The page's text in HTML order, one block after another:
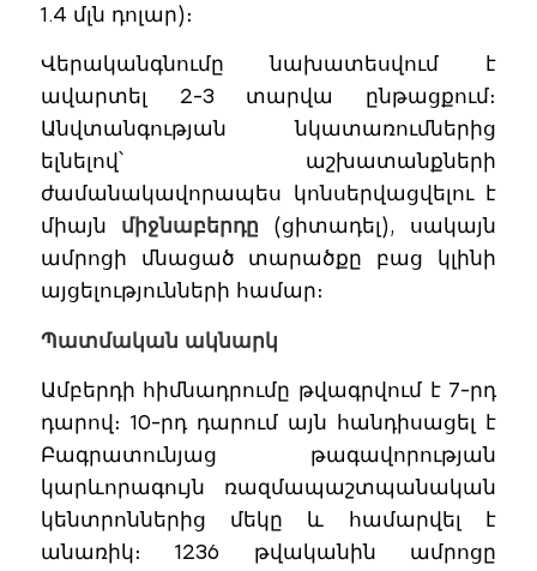
1.4 մլն դոլար)։
Վերականգնումը նախատեսվում է
ավարտել 2-3 տարվա ընթացքում։
Անվտանգության նկատառումներից
ելնելով՝ աշխատանքների
ժամանակավորապես կոնսերվացվելու է
միայն միջնաբերդը (ցիտադել), սակայն
ամրոցի մնացած տարածքը բաց կլինի
այցելությունների համար։
Պատմական ակնարկ
Ամբերդի հիմնադրումը թվագրվում է 7-րդ
դարով։ 10-րդ դարում այն հանդիսացել է
Բագրատունյաց թագավորության
կարևորագույն ռազմապաշտպանական
կենտրոններից մեկը և համարվել է
անառիկ։ 1236 թվականին ամրոցը